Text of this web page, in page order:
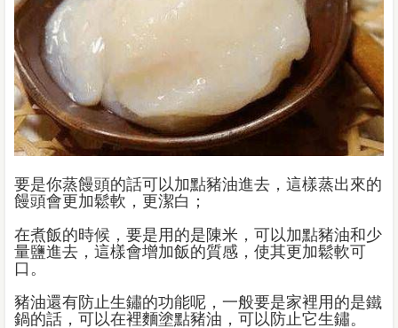
要是你蒸饅頭的話可以加點豬油進去，這樣蒸出來的
饅頭會更加鬆軟，更潔白；
在煮飯的時候，要是用的是陳米，可以加點豬油和少
量鹽進去，這樣會增加飯的質感，使其更加鬆軟可
口。
豬油還有防止生鏽的功能呢，一般要是家裡用的是鐵
鍋的話，可以在裡麵塗點豬油，可以防止它生鏽。